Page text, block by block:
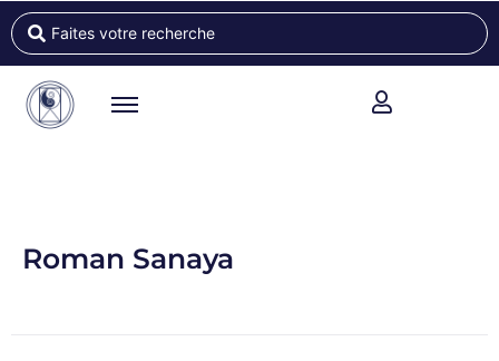
Roman Sanaya